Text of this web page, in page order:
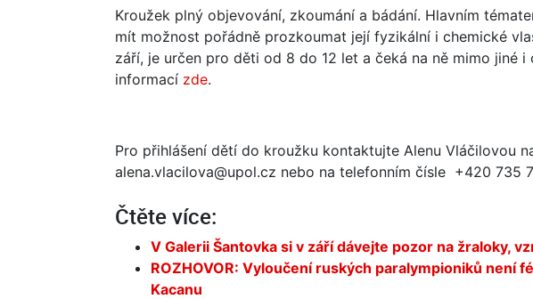
Kroužek plný objevování, zkoumání a bádání. Hlavním
mít možnost pořádně prozkoumat její fyzikální i chemické
září, je určen pro děti od 8 do 12 let a čeká na ně mimo jiné i
informací zde.
Pro přihlášení dětí do kroužku kontaktujte Alenu Vláčilovou
alena.vlacilova@upol.cz nebo na telefonním čísle +420 735
Čtěte více:
V Galerii Šantovka si v září dávejte pozor na žraloky,
ROZHOVOR: Vyloučení ruských paralympioniků není
Kacanu